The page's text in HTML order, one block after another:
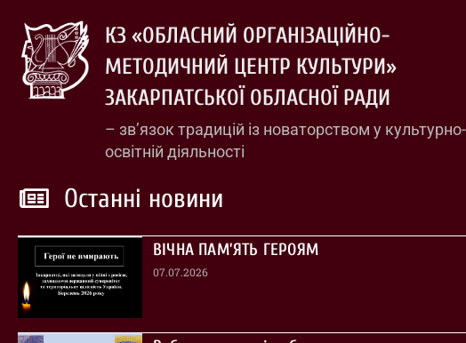
КЗ «ОБЛАСНИЙ ОРГАНІЗАЦІЙНО-
МЕТОДИЧНИЙ ЦЕНТР КУЛЬТУРИ»
ЗАКАРПАТСЬКОЇ ОБЛАСНОЇ РАДИ
– зв’язок традицій із новаторством у культурно-
освітній діяльності
Останні новини
ВІЧНА ПАМ’ЯТЬ ГЕРОЯМ
07.07.2026